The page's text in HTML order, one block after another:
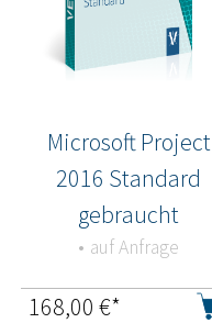
Microsoft Project
2016 Standard
gebraucht
auf Anfrage
168,00 €*